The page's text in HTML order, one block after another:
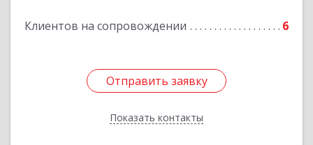
Клиентов на сопровождении 6
Отправить заявку
Показать контакты
Отправить заявку
Назад